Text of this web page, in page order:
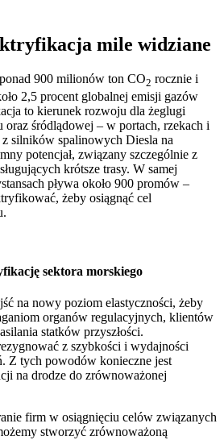
mile widziane
900 milionów ton CO2 rocznie i
2,5 procent globalnej emisji gazów
to kierunek rozwoju dla żeglugi
oraz śródlądowej – w portach, rzekach i
silników spalinowych Diesla na
potencjał, związany szczególnie z
krótsze trasy. W samej
pływa około 900 promów –
żeby osiągnąć cel
sektora morskiego
na nowy poziom elastyczności, żeby
organów regulacyjnych, klientów
statków przyszłości.
z szybkości i wydajności
Z tych powodów konieczne jest
na drodze do zrównoważonej
firm w osiągnięciu celów związanych
stworzyć zrównoważoną